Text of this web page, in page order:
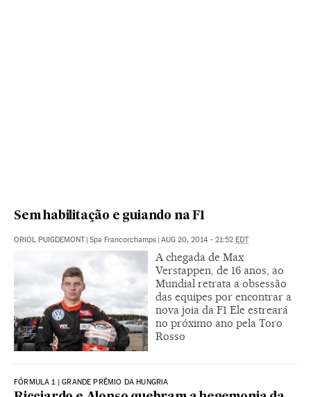
Sem habilitação e guiando na F1
ORIOL PUIGDEMONT Spa Francorchamps AUG 20, 2014 - 21:52 EDT
A chegada de Max
Verstappen, de 16 anos, ao
Mundial retrata a obsessão
das equipes por encontrar a
nova joia da F1 Ele estreará
no próximo ano pela Toro
Rosso
FÓRMULA 1 | GRANDE PRÊMIO DA HUNGRIA